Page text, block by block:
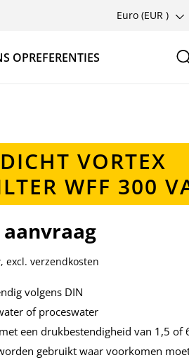
Euro (EUR )
OPREFERENTIES
VORTEX
WFF 300
excl. verzendkosten
volgens DIN
of proceswater
een drukbestendigheid van 1,5 of
gebruikt waar voorkomen